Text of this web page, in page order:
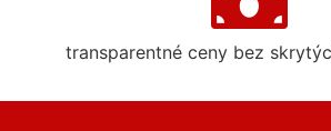
transparentné ceny bez